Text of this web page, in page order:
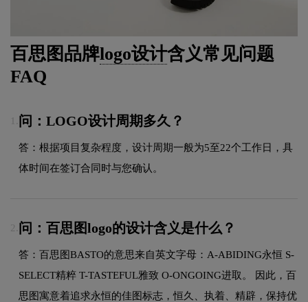
百思图品牌logo设计含义常见问题
FAQ
问：LOGO设计周期多久？
答：根据项目复杂程度，设计周期一般为5至22个工作日，具
体时间在签订合同时与您确认。
2. 问：百思图logo的设计含义是什么？
答：百思图BASTO的意思来自英文字母：A-ABIDING永恒 S-
SELECT精粹 T-TASTEFUL雅致 O-ONGOING进取。 因此，百
思图寓意着追求永恒的佳图标志，恒久、执着、精辟，保持优